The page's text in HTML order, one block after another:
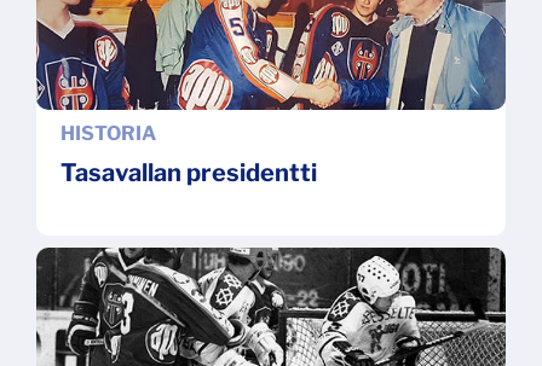
Tasavallan presidentti
HISTORIA